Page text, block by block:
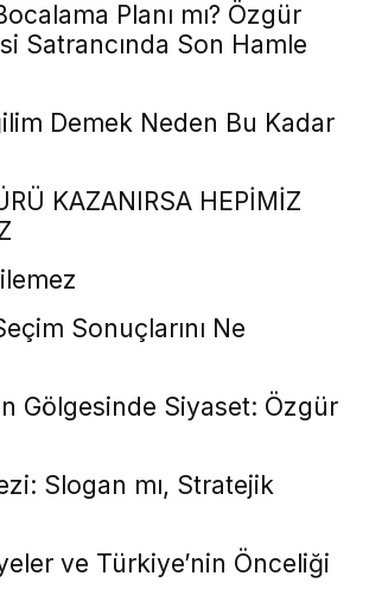
Planı mı? Özgür
Satrancında Son Hamle
Demek Neden Bu Kadar
KAZANIRSA HEPİMİZ
Sonuçlarını Ne
Gölgesinde Siyaset: Özgür
Slogan mı, Stratejik
ve Türkiye’nin Önceliği